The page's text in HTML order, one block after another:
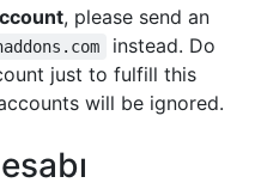
, please send an
instead. Do
just to fulfill this
will be ignored.